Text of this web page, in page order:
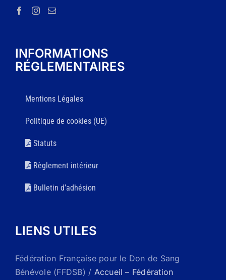
INFORMATIONS
RÉGLEMENTAIRES
Mentions Légales
Politique de cookies (UE)
Statuts
Règlement intérieur
Bulletin d’adhésion
LIENS UTILES
Fédération Française pour le Don de Sang
Bénévole (FFDSB) / Accueil – Fédération